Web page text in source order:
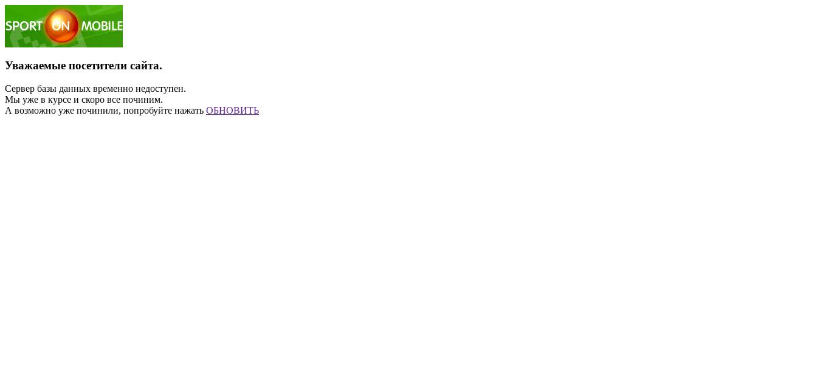
Уважаемые посетители сайта.
Сервер базы данных временно недоступен.
Мы уже в курсе и скоро все починим.
А возможно уже починили, попробуйте нажать ОБНОВИТЬ